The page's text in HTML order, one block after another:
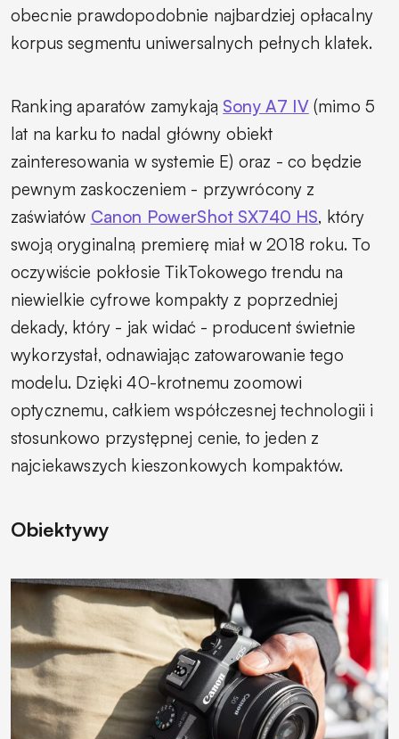
obecnie prawdopodobnie najbardziej opłacalny
korpus segmentu uniwersalnych pełnych klatek.
Ranking aparatów zamykają Sony A7 IV(mimo 5
lat na karku to nadal główny obiekt
zainteresowania w systemie E) oraz - co będzie
pewnym zaskoczeniem - przywrócony z
zaświatów Canon PowerShot SX740 HS, który
swoją oryginalną premierę miał w 2018 roku. To
oczywiście pokłosie TikTokowego trendu na
niewielkie cyfrowe kompakty z poprzedniej
dekady, który - jak widać - producent świetnie
wykorzystał, odnawiając zatowarowanie tego
modelu. Dzięki 40-krotnemu zoomowi
optycznemu, całkiem współczesnej technologii i
stosunkowo przystępnej cenie, to jeden z
najciekawszych kieszonkowych kompaktów.
Obiektywy